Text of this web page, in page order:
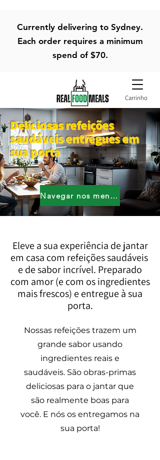
Carrinho
Currently delivering to Sydney.
Each order requires a minimum
spend of $70.
Deliciosas refeições
saudáveis entregues em
sua porta
Navegar nos menus
Eleve a sua experiência de jantar
em casa com refeições saudáveis ​​
e de sabor incrível. Preparado
com amor (e com os ingredientes
mais frescos) e entregue à sua
porta.
​Nossas refeições trazem um
grande sabor usando
ingredientes reais e
saudáveis. São obras-primas
deliciosas para o jantar que
são realmente boas para
você. E nós os entregamos na
sua porta!